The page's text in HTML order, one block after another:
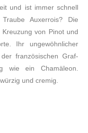
und ist immer schnell
Auxerrois? Die
von Pinot und
Ihr unge­wöhn­licher
fran­zösischen Graf­
wie ein Chamäleon.
und cremig.